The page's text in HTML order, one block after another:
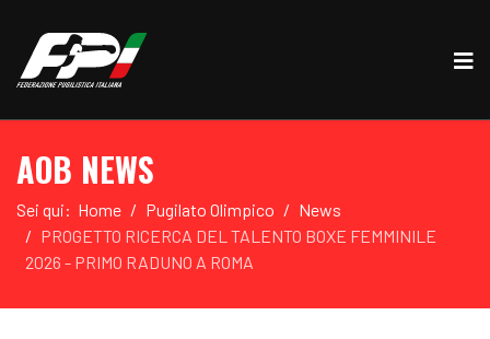
AOB NEWS
Sei qui: Home Pugilato Olimpico
News
PROGETTO RICERCA DEL TALENTO BOXE FEMMINILE
2026 - PRIMO RADUNO A ROMA